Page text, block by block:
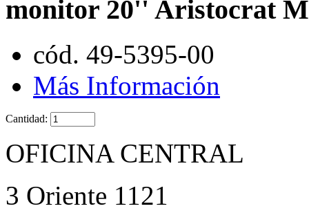
monitor 20'' Aristocrat
cód. 49-5395-00
Más Información
Cantidad:
OFICINA CENTRAL
3 Oriente 1121